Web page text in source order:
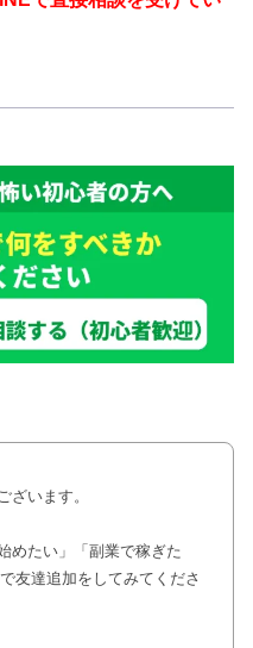
ざいます。
めたい」「副業で稼ぎた
友達追加をしてみてくださ